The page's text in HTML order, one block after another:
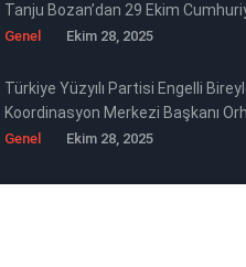
Tanju Bozan’dan 29 Ekim
Bayramı Mesajı 🇹🇷
Genel Ekim 28, 2025
Türkiye Yüzyılı Partisi Engelli
Koordinasyon Merkezi Başkanı
Ertürk’ten Siyasi Mesaj Niteliğinde
Genel Ekim 28, 2025
Hakkı Saklıdır © 2025 TB